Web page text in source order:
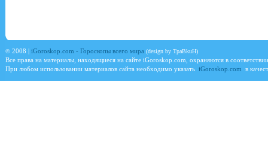
© 2008 | iGoroskop.com - Гороскопы всего мира (design by TpaBkuH)
Все права на материалы, находящиеся на сайте iGoroskop.com , охраняются в
При любом использовании материалов сайта необходимо указать iGoroskop.com в